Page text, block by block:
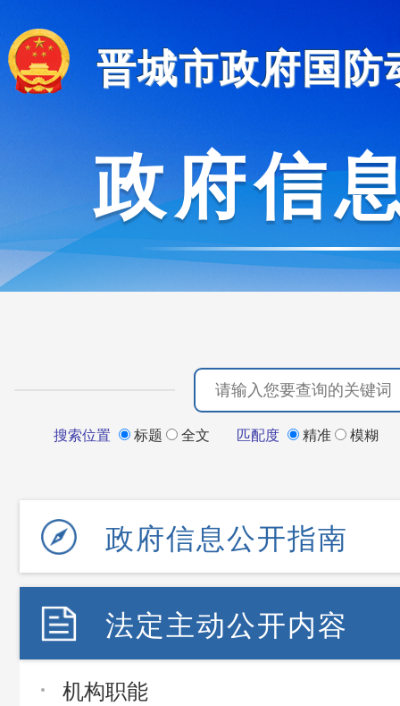
晋城市政府国防
政府信
搜索位置 标题 全文 匹配度 精准 模糊
政府信息公开指南
法定主动公开内容
机构职能